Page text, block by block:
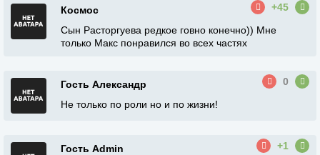
Космос
+45
Сын Расторгуева редкое говно конечно)) Мне
только Макс понравился во всех частях
Гость Александр
0
Не только по роли но и по жизни!
Гость Admin
+1